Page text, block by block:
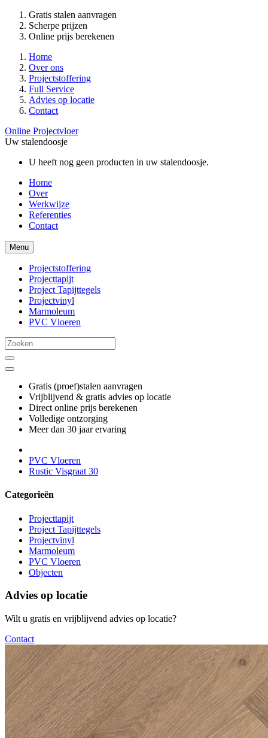
Gratis stalen aanvragen
Scherpe prijzen
Online prijs berekenen
Home
Over ons
Projectstoffering
Full Service
Advies op locatie
Contact
Online Projectvloer
Uw stalendoosje
U heeft nog geen producten in uw stalendoosje.
Home
Over
Werkwijze
Referenties
Contact
Menu
Projectstoffering
Projecttapijt
Project Tapijttegels
Projectvinyl
Marmoleum
PVC Vloeren
Gratis (proef)stalen aanvragen
Vrijblijvend & gratis advies op locatie
Direct online prijs berekenen
Volledige ontzorging
Meer dan 30 jaar ervaring
PVC Vloeren
Rustic Visgraat 30
Categorieën
Projecttapijt
Project Tapijttegels
Projectvinyl
Marmoleum
PVC Vloeren
Objecten
Advies op locatie
Wilt u gratis en vrijblijvend advies op locatie?
Contact